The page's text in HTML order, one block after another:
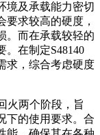
境及承载能力密切
求较高的硬度，
。而在承载较轻的
。在制定S48140
求，综合考虑硬度
火两个阶段，旨
下的使用要求。合